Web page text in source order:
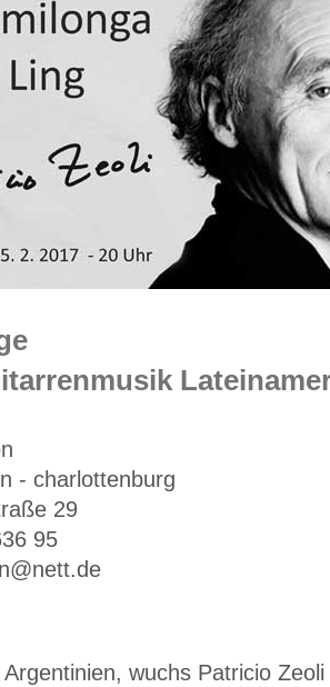
- charlottenburg
29
95
wuchs Patricio